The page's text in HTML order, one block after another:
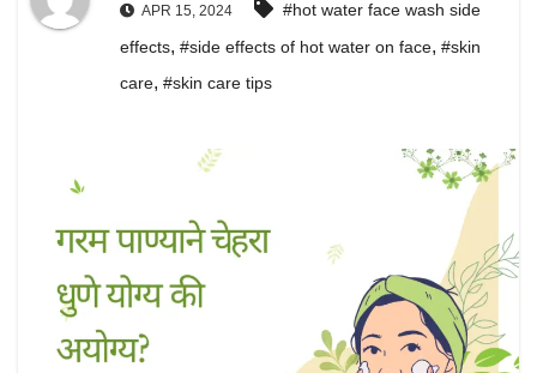
APR 15, 2024
#hot water face wash side
effects, #side effects of hot water on face, #skin
care, #skin care tips